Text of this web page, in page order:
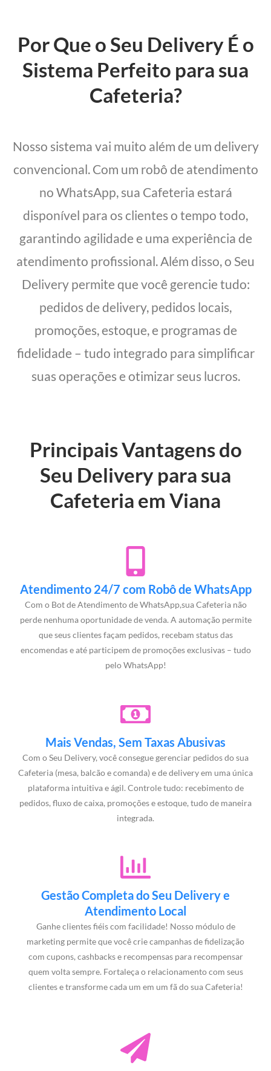
Por Que o Seu Delivery É o
Sistema Perfeito para sua
Cafeteria?
Nosso sistema vai muito além de um delivery
convencional. Com um robô de atendimento
no WhatsApp, sua Cafeteria estará
disponível para os clientes o tempo todo,
garantindo agilidade e uma experiência de
atendimento profissional. Além disso, o Seu
Delivery permite que você gerencie tudo:
pedidos de delivery, pedidos locais,
promoções, estoque, e programas de
fidelidade – tudo integrado para simplificar
suas operações e otimizar seus lucros.
Principais Vantagens do
Seu Delivery para sua
Cafeteria em Viana
Atendimento 24/7 com Robô de WhatsApp
Com o Bot de Atendimento de WhatsApp,sua Cafeteria não
perde nenhuma oportunidade de venda. A automação permite
que seus clientes façam pedidos, recebam status das
encomendas e até participem de promoções exclusivas – tudo
pelo WhatsApp!
Mais Vendas, Sem Taxas Abusivas
Com o Seu Delivery, você consegue gerenciar pedidos do sua
Cafeteria (mesa, balcão e comanda) e de delivery em uma única
plataforma intuitiva e ágil. Controle tudo: recebimento de
pedidos, fluxo de caixa, promoções e estoque, tudo de maneira
integrada.
Gestão Completa do Seu Delivery e
Atendimento Local
Ganhe clientes fiéis com facilidade! Nosso módulo de
marketing permite que você crie campanhas de fidelização
com cupons, cashbacks e recompensas para recompensar
quem volta sempre. Fortaleça o relacionamento com seus
clientes e transforme cada um em um fã do sua Cafeteria!